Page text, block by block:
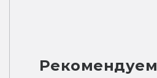
Рекомендуем